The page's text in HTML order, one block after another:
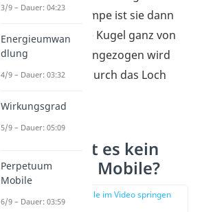
Oben auf der Rampe ist sie dann
so stark, dass die Kugel ganz von
dem Magneten angezogen wird
und nicht mehr durch das Loch
Warum gibt es kein
Perpetuum Mobile?
zur Stelle im Video springen
(02:53)
3/9 – Dauer: 04:23
Energieumwan
dlung
4/9 – Dauer: 03:32
Wirkungsgrad
5/9 – Dauer: 05:09
Perpetuum
Mobile
6/9 – Dauer: 03:59